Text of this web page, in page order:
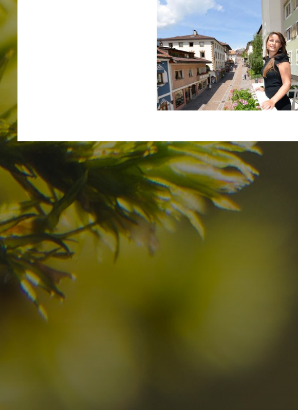
Avete già trovato la
destinazione dei vostri sogni?
Verificate la disponibilità per la vostra vacanza nelle Dolomiti